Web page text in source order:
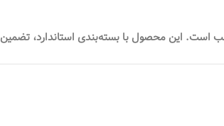
این محصول با بسته‌بندی استاندارد،